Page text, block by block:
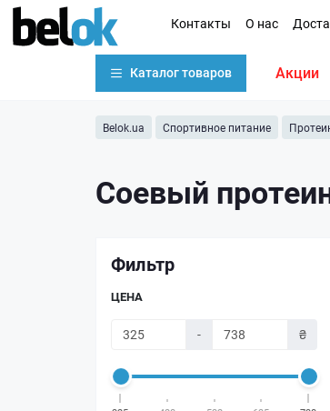
Контакты О нас
Каталог товаров Акции
Belok.ua Спортивное питание
Соевый
Фильтр
ЦЕНА
- ₴